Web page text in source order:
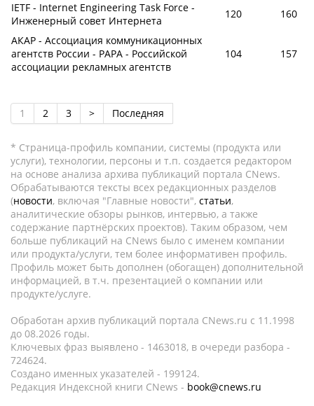
IETF - Internet Engineering Task Force -
Инженерный совет Интернета
120
160
АКАР - Ассоциация коммуникационных
агентств России - РАРА - Российской
ассоциации рекламных агентств
104 157
1 2 3 > Последняя
* Страница-профиль компании, системы (продукта или
услуги), технологии, персоны и т.п. создается редактором
на основе анализа архива публикаций портала CNews.
Обрабатываются тексты всех редакционных разделов
(новости, включая "Главные новости", статьи,
аналитические обзоры рынков, интервью, а также
содержание партнёрских проектов). Таким образом, чем
больше публикаций на CNews было с именем компании
или продукта/услуги, тем более информативен профиль.
Профиль может быть дополнен (обогащен) дополнительной
информацией, в т.ч. презентацией о компании или
продукте/услуге.
Обработан архив публикаций портала CNews.ru c 11.1998
до 08.2026 годы.
Ключевых фраз выявлено - 1463018, в очереди разбора -
724624.
Создано именных указателей - 199124.
Редакция Индексной книги CNews - book@cnews.ru